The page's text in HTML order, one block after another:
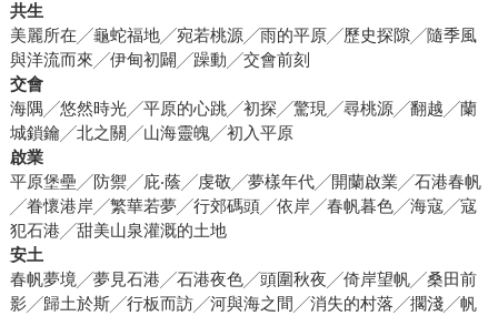
共生
美麗所在╱龜蛇福地╱宛若桃源╱雨的平原╱歷史探隙╱隨季風
與洋流而來╱伊甸初闢╱躁動╱交會前刻
交會
海隅╱悠然時光╱平原的心跳╱初探╱驚現╱尋桃源╱翻越╱蘭
城鎖鑰╱北之關╱山海靈魄╱初入平原
啟業
平原堡壘╱防禦╱庇‧蔭╱虔敬╱夢樣年代╱開蘭啟業╱石港春帆
╱眷懷港岸╱繁華若夢╱行郊碼頭╱依岸╱春帆暮色╱海寇╱寇
犯石港╱甜美山泉灌溉的土地
安土
春帆夢境╱夢見石港╱石港夜色╱頭圍秋夜╱倚岸望帆╱桑田前
影╱歸土於斯╱行板而訪╱河與海之間╱消失的村落╱擱淺╱帆